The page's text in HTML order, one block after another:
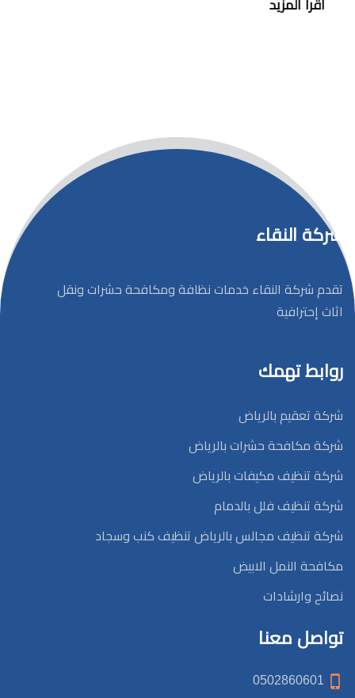
اقرأ المزيد
شركة النقاء
تقدم شركة النقاء خدمات نظافة ومكافحة حشرات ونقل
اثاث إحترافية
روابط تهمك
شركة تعقيم بالرياض
شركة مكافحة حشرات بالرياض
شركة تنظيف مكيفات بالرياض
شركة تنظيف فلل بالدمام
شركة تنظيف مجالس بالرياض تنظيف كنب وسجاد
مكافحة النمل الابيض
نصائح وارشادات
تواصل معنا